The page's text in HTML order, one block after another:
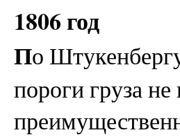
1806 год
По
пороги груза